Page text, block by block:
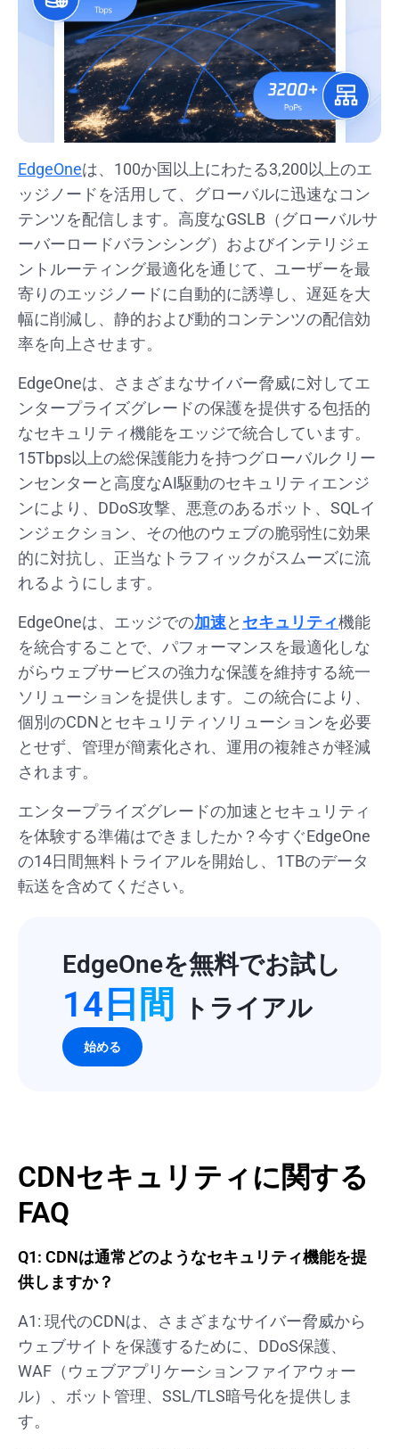
EdgeOneは、100か国以上にわたる3,200以上のエ
ッジノードを活用して、グローバルに迅速なコン
テンツを配信します。高度なGSLB（グローバルサ
ーバーロードバランシング）およびインテリジェ
ントルーティング最適化を通じて、ユーザーを最
寄りのエッジノードに自動的に誘導し、遅延を大
幅に削減し、静的および動的コンテンツの配信効
率を向上させます。
EdgeOneは、さまざまなサイバー脅威に対してエ
ンタープライズグレードの保護を提供する包括的
なセキュリティ機能をエッジで統合しています。
15Tbps以上の総保護能力を持つグローバルクリー
ンセンターと高度なAI駆動のセキュリティエンジ
ンにより、DDoS攻撃、悪意のあるボット、SQLイ
ンジェクション、その他のウェブの脆弱性に効果
的に対抗し、正当なトラフィックがスムーズに流
れるようにします。
EdgeOneは、エッジでの加速と セキュリティ機能
を統合することで、パフォーマンスを最適化しな
がらウェブサービスの強力な保護を維持する統一
ソリューションを提供します。この統合により、
個別のCDNとセキュリティソリューションを必要
とせず、管理が簡素化され、運用の複雑さが軽減
されます。
エンタープライズグレードの加速とセキュリティ
を体験する準備はできましたか？今すぐEdgeOne
の14日間無料トライアルを開始し、1TBのデータ
転送を含めてください。
EdgeOneを無料でお試し
14日間 トライアル
始める
CDNセキュリティに関する
FAQ
Q1: CDNは通常どのようなセキュリティ機能を提
供しますか？
A1: 現代のCDNは、さまざまなサイバー脅威から
ウェブサイトを保護するために、DDoS保護、
WAF（ウェブアプリケーションファイアウォー
ル）、ボット管理、SSL/TLS暗号化を提供しま
す。